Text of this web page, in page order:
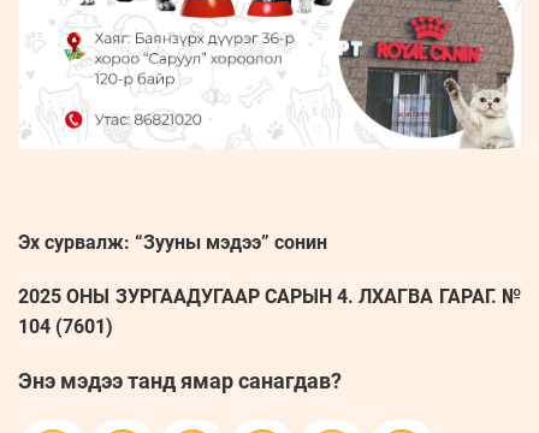
Эх сурвалж: “Зууны мэдээ” сонин
2025 ОНЫ ЗУРГААДУГААР САРЫН 4. ЛХАГВА ГАРАГ. №
104 (7601)
Энэ мэдээ танд ямар санагдав?